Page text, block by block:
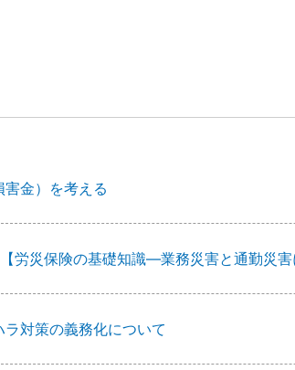
金）を考える
労災保険の基礎知識―業務災害と通勤災害
対策の義務化について